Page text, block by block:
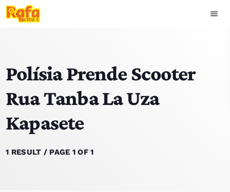
menu
play_arrow OUVIR RAFA
HOME
NOTISIA
Polísia Prende Scooter
Rua Tanba La Uza
Kapasete
1 RESULT / PAGE 1 OF 1